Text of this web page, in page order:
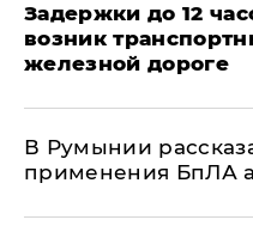
Задержки до 12
возник
железной дороге
В Румынии
применения БпЛА